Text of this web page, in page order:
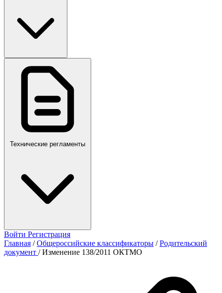
ПР,Р,ПМГ,РМГ
Технические регламенты
Войти Регистрация
Главная / Общероссийские классификаторы / Родительский
документ / Изменение 138/2011 ОКТМО